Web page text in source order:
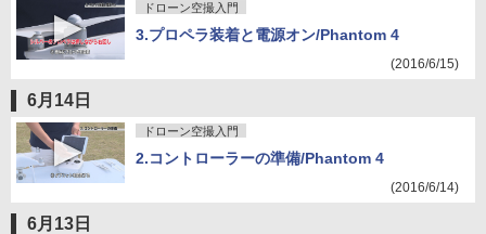
ドローン空撮入門
3.プロペラ装着と電源オン/Phantom 4
(2016/6/15)
6月14日
ドローン空撮入門
2.コントローラーの準備/Phantom 4
(2016/6/14)
6月13日